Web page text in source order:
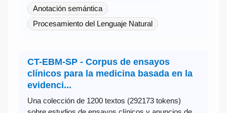
Anotación semántica
Procesamiento del Lenguaje Natural
CT-EBM-SP - Corpus de ensayos
clínicos para la medicina basada en la
evidenci...
Una colección de 1200 textos (292173 tokens)